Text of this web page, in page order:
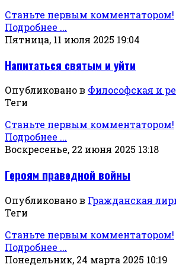
Станьте первым комментатором!
Подробнее ...
Пятница, 11 июля 2025 19:04
Напитаться святым и уйти
Опубликовано в Философская и
Теги
Станьте первым комментатором!
Подробнее ...
Воскресенье, 22 июня 2025 13:18
Героям праведной войны
Опубликовано в Гражданская
Теги
Станьте первым комментатором!
Подробнее ...
Понедельник, 24 марта 2025 10:19